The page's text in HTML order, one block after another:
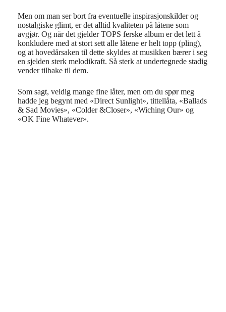
Men om man ser bort fra eventuelle inspirasjonskilder og
nostalgiske glimt, er det alltid kvaliteten på låtene som
avgjør. Og når det gjelder TOPS ferske album er det lett å
konkludere med at stort sett alle låtene er helt topp (pling),
og at hovedårsaken til dette skyldes at musikken bærer i seg
en sjelden sterk melodikraft. Så sterk at undertegnede stadig
vender tilbake til dem.
Som sagt, veldig mange fine låter, men om du spør meg
hadde jeg begynt med «Direct Sunlight», tittellåta, «Ballads
& Sad Movies», «Colder &Closer», «Wiching Our» og
«OK Fine Whatever».